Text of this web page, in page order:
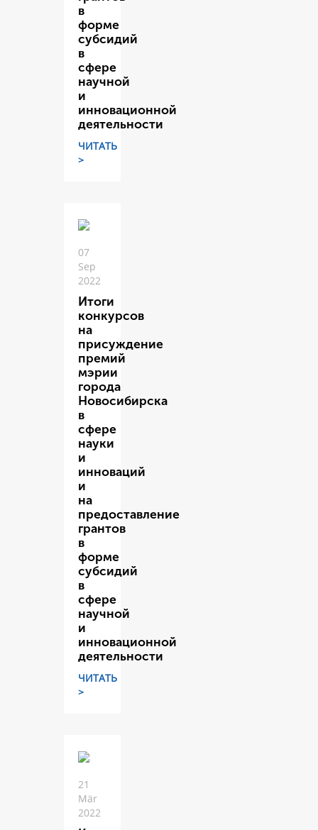
в
форме
субсидий
в
сфере
научной
и
инновационной
деятельности
ЧИТАТЬ
>
07
Sep
2022
Итоги
конкурсов
на
присуждение
премий
мэрии
города
Новосибирска
в
сфере
науки
и
инноваций
и
на
предоставление
грантов
в
форме
субсидий
в
сфере
научной
и
инновационной
деятельности
ЧИТАТЬ
>
21
Mär
2022